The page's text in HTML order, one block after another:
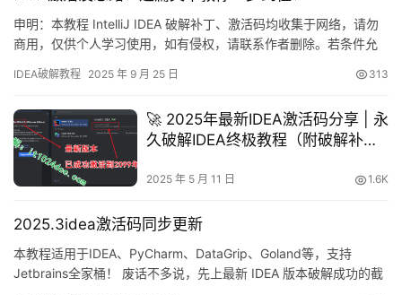
申明：本教程 IntelliJ IDEA 破解补丁、激活码均收集于网络，请勿
商用，仅供个人学习使用，如有侵权，请联系作者删除。若条件允
解成功的截图，如下图，可以看到已经成功破解到 2099 年辣，舒
IDEA。 如果觉得破解…
IDEA破解教程 2025 年 9 月 25 日 313
🚀 2025年最新IDEA激活码分享 | 永
久破解IDEA终极教程（附破解补
2025 年 5 月 11 日 1.6K
2025.3idea激活码同步更新
本教程适用于IDEA、PyCharm、DataGrip、Goland等，支持
Jetbrains全家桶！ 废话不多说，先上最新 IDEA 版本破解成功的截